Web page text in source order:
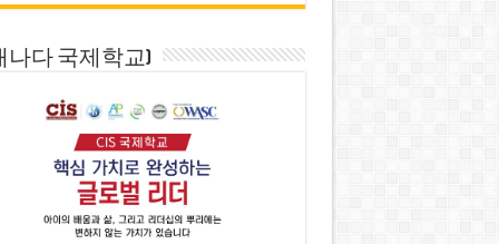
나다 국제학교)